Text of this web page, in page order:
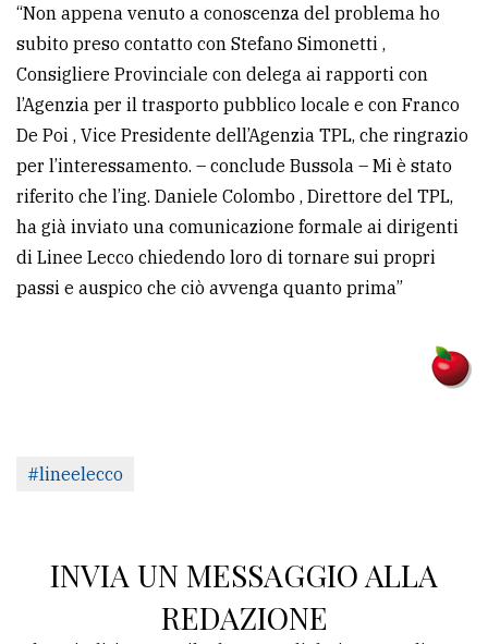
“Non appena venuto a conoscenza del problema ho
subito preso contatto con Stefano Simonetti ,
Consigliere Provinciale con delega ai rapporti con
l’Agenzia per il trasporto pubblico locale e con Franco
De Poi , Vice Presidente dell’Agenzia TPL, che ringrazio
per l’interessamento. – conclude Bussola – Mi è stato
riferito che l’ing. Daniele Colombo , Direttore del TPL,
ha già inviato una comunicazione formale ai dirigenti
di Linee Lecco chiedendo loro di tornare sui propri
passi e auspico che ciò avvenga quanto prima”
#lineelecco
INVIA UN MESSAGGIO ALLA
REDAZIONE